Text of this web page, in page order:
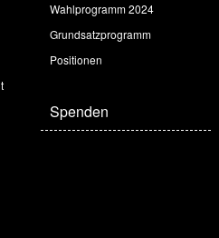
Wahlprogramm 2024
Grundsatzprogramm
Positionen
Spenden